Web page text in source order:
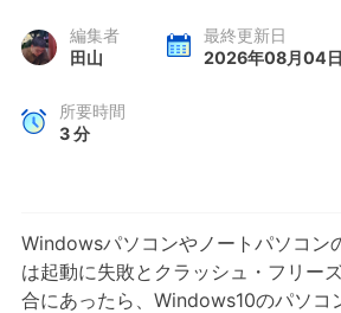
編集者
田山
最終更新日
2026年08月04日
所要時間
3分
Windowsパソコンやノートパソコン
は起動に失敗とクラッシュ・フリー
合にあったら、Windows10のパソコ